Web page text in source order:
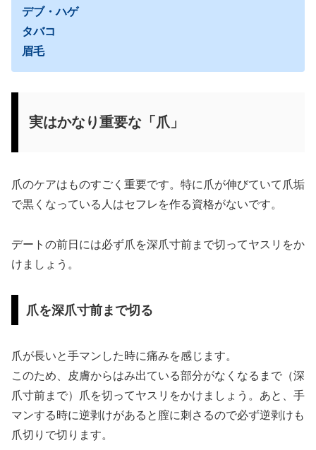
デブ・ハゲ
タバコ
眉毛
実はかなり重要な「爪」
爪のケアはものすごく重要です。特に爪が伸びていて爪垢
で黒くなっている人はセフレを作る資格がないです。
デートの前日には必ず爪を深爪寸前まで切ってヤスリをか
けましょう。
爪を深爪寸前まで切る
爪が長いと手マンした時に痛みを感じます。
このため、皮膚からはみ出ている部分がなくなるまで（深
爪寸前まで）爪を切ってヤスリをかけましょう。あと、手
マンする時に逆剥けがあると膣に刺さるので必ず逆剥けも
爪切りで切ります。